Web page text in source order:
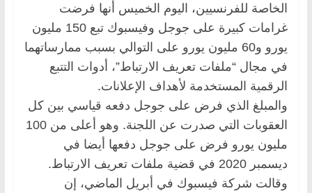
الخاصة للفرنسيين، اليوم الخميس أنها فرضت
غرامات كبيرة على جوجل وفيسبوك تبع 150 مليون
يورو و60 مليون يورو على التوالي بسبب ممارساتهما
في مجال “ملفات تعريف الارتباط”، أدوات التتبع
الرقمية المستخدمة لأهداف الإعلانات.
والمبلغ الذي فرض على جوجل دفعه قياسي بين كل
العقوبات التي صدرت عن اللجنة. وهو أعلى من 100
مليون يورو فرض على جوجل دفعها أيضا في
ديسمبر 2020 في قضية ملفات تعريف الارتباط.
وقالت شركة فيسبوك في أبريل الماضي، إن